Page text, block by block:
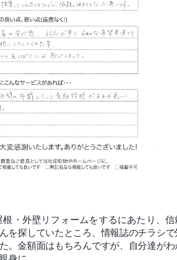
根・外壁リフォームをするにあたり、信
を探していたところ、情報誌のチラシで
。金額面はもちろんですが、自分達がわ